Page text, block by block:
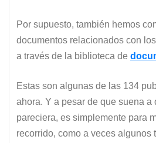
Por supuesto, también hemos
documentos relacionados con
a través de la biblioteca de
Estas son algunas de las 134
ahora. Y a pesar de que suena a
pareciera, es simplemente para
recorrido, como a veces algunos